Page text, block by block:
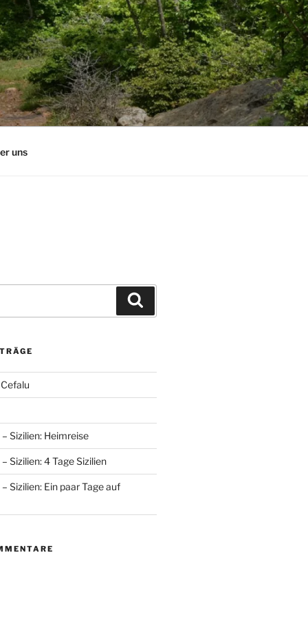
uns
Sizilien: Heimreise
Sizilien: 4 Tage Sizilien
Sizilien: Ein paar Tage auf